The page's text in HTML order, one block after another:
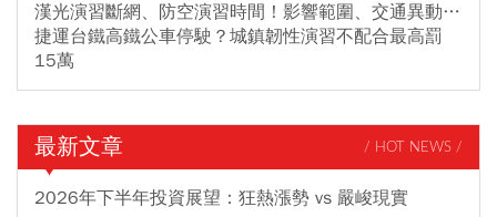
漢光演習斷網、防空演習時間！影響範圍、交通異動…
捷運台鐵高鐵公車停駛？城鎮韌性演習不配合最高罰
15萬
最新文章 / HOT NEWS /
2026年下半年投資展望：狂熱漲勢 vs 嚴峻現實